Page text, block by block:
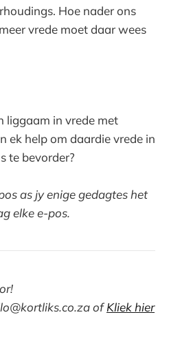
Hoe nader ons
vrede moet daar wees
liggaam in vrede met
ek help om daardie vrede in
te bevorder?
as jy enige gedagtes het
elke e-pos.
ofKliek hier